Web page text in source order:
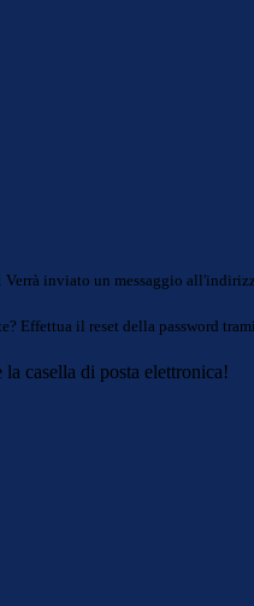
Verrà inviato un messaggio
Effettua il reset della password
casella di posta elettronica!